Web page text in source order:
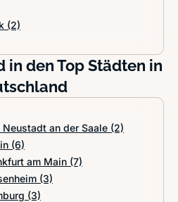
(2)
in den Top Städten in
an der Saale (2)
(6)
am Main (7)
(3)
(3)